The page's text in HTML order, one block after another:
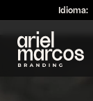
Idioma: